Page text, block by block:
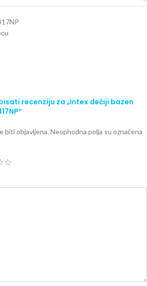
recenziju za „Intex dečiji bazen
biti objavljena. Neophodna polja su označena